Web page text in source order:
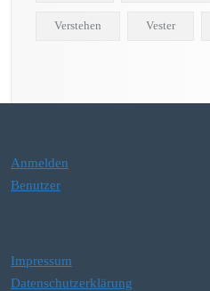
Verstehen Vester
Anmelden
Benutzer
Impressum
Datenschutzerklärung